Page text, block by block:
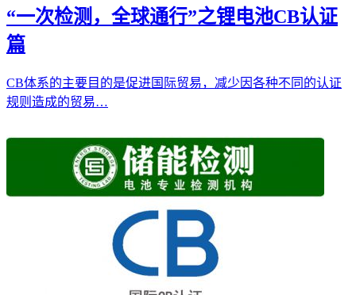
“一次检测，全球通行”之锂电池CB认证
篇
CB体系的主要目的是促进国际贸易，减少因各种不同的认证
规则造成的贸易…